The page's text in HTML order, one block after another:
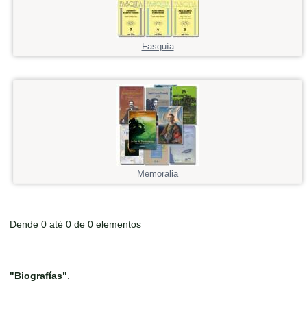
Fasquía
Memoralia
Dende 0 até 0 de 0 elementos
"Biografías"